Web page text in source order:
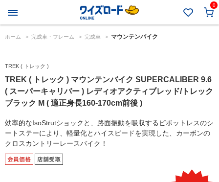
0
ホーム > 完成車・フレーム > 完成車 > マウンテンバイク
TREK ( トレック )
TREK ( トレック ) マウンテンバイク SUPERCALIBER 9.6
( スーパーキャリバー ) レディオアクティブレッド/トレック
ブラック M ( 適正身長160-170cm前後 )
効率的なIsoStrutショックと、路面振動を吸収するピボットレスのシ
ートステーにより、軽量化とハイスピードを実現した、カーボンの
クロスカントリーレースバイク！